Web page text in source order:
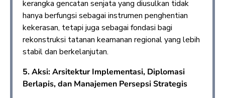
kerangka gencatan senjata yang diusulkan tidak
hanya berfungsi sebagai instrumen penghentian
kekerasan, tetapi juga sebagai fondasi bagi
rekonstruksi tatanan keamanan regional yang lebih
stabil dan berkelanjutan.
5. Aksi: Arsitektur Implementasi, Diplomasi
Berlapis, dan Manajemen Persepsi Strategis